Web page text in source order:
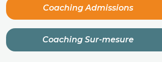
Coaching Admissions
Coaching Sur-mesure